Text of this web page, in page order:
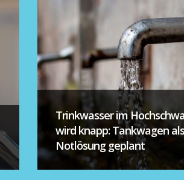
Trinkwasser im
wird knapp: Tankwagen als
Notlösung geplant